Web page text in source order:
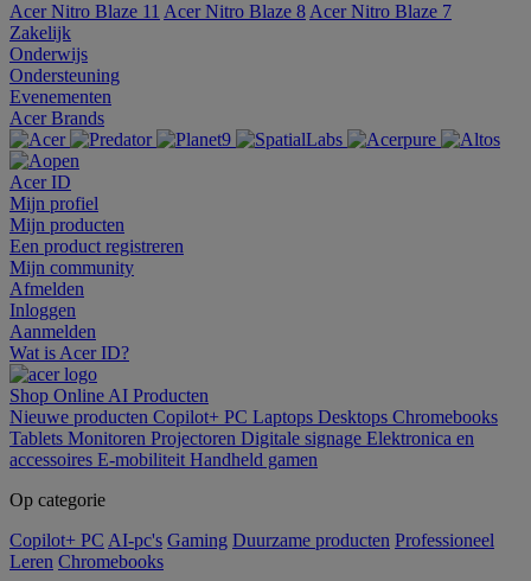
Acer Nitro Blaze 11 Acer Nitro Blaze 8 Acer Nitro Blaze 7
Zakelijk
Onderwijs
Ondersteuning
Evenementen
Acer Brands
Acer ID
Mijn profiel
Mijn producten
Een product registreren
Mijn community
Afmelden
Inloggen
Aanmelden
Wat is Acer ID?
Shop Online AI Producten
Nieuwe producten Copilot+ PC Laptops Desktops Chromebooks
Tablets Monitoren Projectoren Digitale signage Elektronica en
accessoires E-mobiliteit Handheld gamen
Op categorie
Copilot+ PC AI-pc's Gaming Duurzame producten Professioneel
Leren Chromebooks